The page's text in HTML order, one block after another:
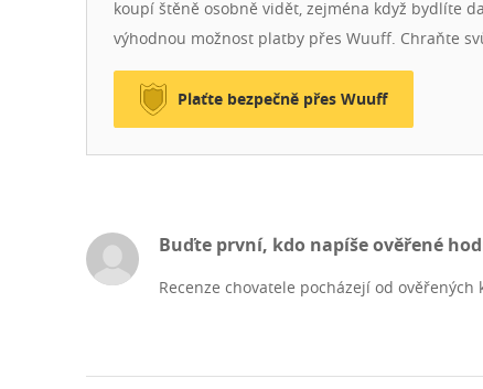
koupí štěně osobně vidět, zejména když bydlíte
výhodnou možnost platby přes Wuuff. Chraňte
Plaťte bezpečně přes Wuuff
Buďte první, kdo napíše ověřené
Recenze chovatele pocházejí od